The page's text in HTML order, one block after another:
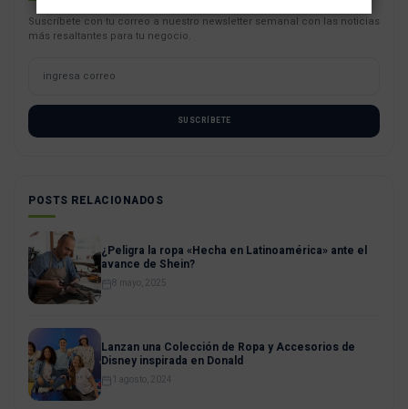
Suscríbete con tu correo a nuestro newsletter semanal con las noticias
más resaltantes para tu negocio.
SUSCRÍBETE
POSTS RELACIONADOS
¿Peligra la ropa «Hecha en Latinoamérica» ante el
avance de Shein?
8 mayo, 2025
Lanzan una Colección de Ropa y Accesorios de
Disney inspirada en Donald
1 agosto, 2024